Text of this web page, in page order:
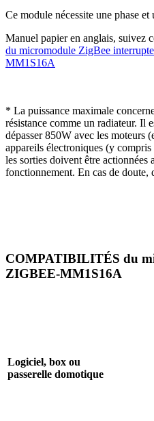
Ce module nécessite une phase
Manuel papier en anglais, suivez
du micromodule ZigBee
MM1S16A
* La puissance maximale
résistance comme un radiateur. Il
dépasser 850W avec les moteurs
appareils électroniques (y
les sorties doivent être actionnées
fonctionnement. En cas de doute,
COMPATIBILITÉS du
ZIGBEE-MM1S16A
Logiciel, box ou
passerelle domotique